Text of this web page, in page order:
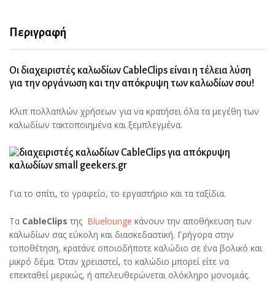
Περιγραφή
Oι διαχειριστές καλωδίων CableClips είναι η τέλεια λύση
για την οργάνωση και την απόκρυψη των καλωδίων σου!
Kλιπ πολλαπλών χρήσεων για να κρατήσει όλα τα μεγέθη των
καλωδίων τακτοποιημένα και ξεμπλεγμένα.
Για το σπίτι, το γραφείο, το εργαστήριο και τα ταξίδια.
Τα CableClips της Bluelounge κάνουν την αποθήκευση των
καλωδίων σας εύκολη και διασκεδαστική. Γρήγορα στην
τοποθέτηση, κρατάνε οποιοδήποτε καλώδιο σε ένα βολικό και
μικρό δέμα. Όταν χρειαστεί, το καλώδιο μπορεί είτε να
επεκταθεί μερικώς, ή απελευθερώνεται ολόκληρο μονομιάς.